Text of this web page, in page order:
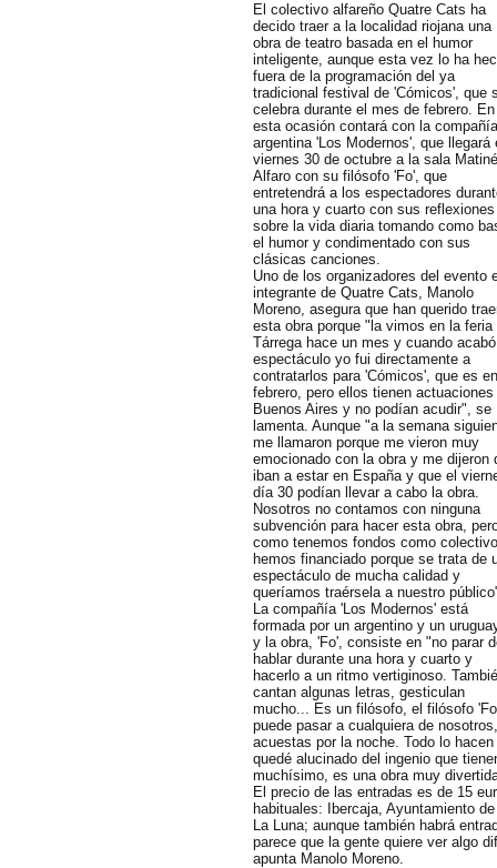
El colectivo alfareño Quatre Cats ha
decido traer a la localidad riojana una
obra de teatro basada en el humor
inteligente, aunque esta vez lo ha
fuera de la programación del ya
tradicional festival de 'Cómicos', que
celebra durante el mes de febrero. En
esta ocasión contará con la compañía
argentina 'Los Modernos', que llegará
viernes 30 de octubre a la sala
Alfaro con su filósofo 'Fo', que
entretendrá a los espectadores
una hora y cuarto con sus reflexiones
sobre la vida diaria tomando como
el humor y condimentado con sus
clásicas canciones.
Uno de los organizadores del evento
integrante de Quatre Cats, Manolo
Moreno, asegura que han querido
esta obra porque "la vimos en la feria
Tárrega hace un mes y cuando
espectáculo yo fui directamente a
contratarlos para 'Cómicos', que es en
febrero, pero ellos tienen actuaciones
Buenos Aires y no podían acudir", se
lamenta. Aunque "a la semana
me llamaron porque me vieron muy
emocionado con la obra y me dijeron
iban a estar en España y que el
día 30 podían llevar a cabo la obra.
Nosotros no contamos con ninguna
subvención para hacer esta obra,
como tenemos fondos como
hemos financiado porque se trata de
espectáculo de mucha calidad y
queríamos traérsela a nuestro
La compañía 'Los Modernos' está
formada por un argentino y un
y la obra, 'Fo', consiste en "no parar
hablar durante una hora y cuarto y
hacerlo a un ritmo vertiginoso.
cantan algunas letras, gesticulan
mucho... Es un filósofo, el filósofo
puede pasar a cualquiera de
acuestas por la noche. Todo lo
quedé alucinado del ingenio que
muchísimo, es una obra muy
El precio de las entradas es de 15
habituales: Ibercaja, Ayuntamiento
La Luna; aunque también habrá
parece que la gente quiere ver algo
apunta Manolo Moreno.